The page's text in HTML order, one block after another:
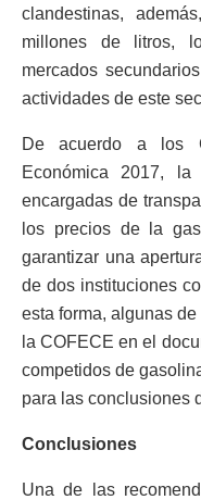
clandestinas,
millones de litros,
mercados
actividades de este
De acuerdo a los
Económica 2017,
encargadas de
los precios de la
garantizar una
de dos instituciones
esta forma, algunas
la COFECE en el
competidos de
para las conclusiones
Conclusiones
Una de las